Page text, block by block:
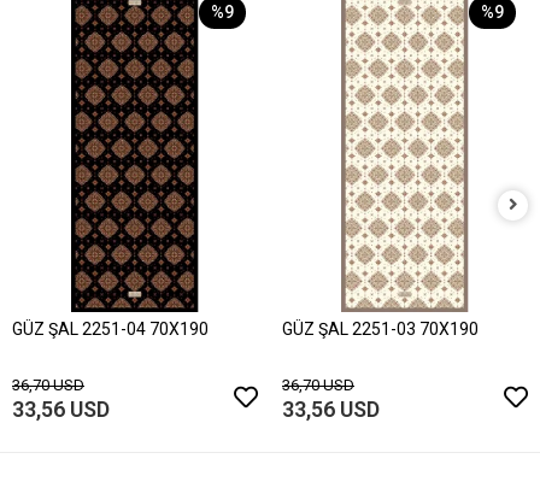
%9
GÜZ ŞAL 2251-04 70X190
36,70 USD
33,56 USD
%9
GÜZ ŞAL 2251-03 70X190
36,70 USD
33,56 USD